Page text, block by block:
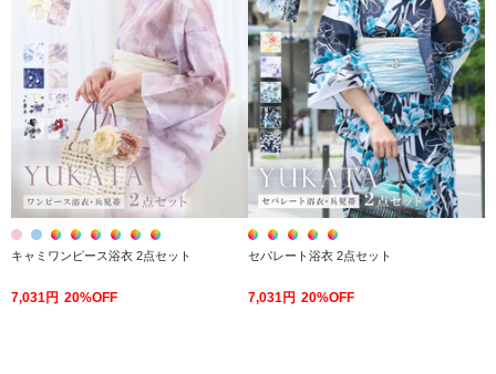
キャミワンピース浴衣 2点セット
7,031円 20%OFF
セパレート浴衣 2点セット
7,031円 20%OFF